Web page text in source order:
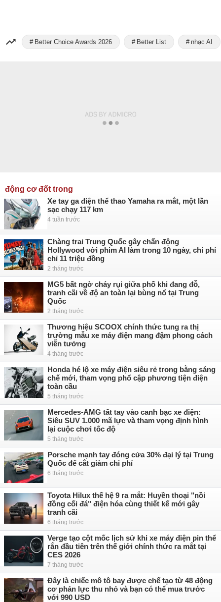
Better Choice Awards 2026 Better List nhạc AI
động cơ đốt trong
Xe tay ga điện thể thao Yamaha ra mắt, một lần
sạc chạy 117 km
4 tuần trước
Chàng trai Trung Quốc gây chấn động
Hollywood với phim AI làm trong 10 ngày, chi phí
chỉ 11 triệu đồng
2 tháng trước
MG5 bất ngờ cháy rụi giữa phố khi đang đỗ,
tranh cãi về độ an toàn lại bùng nổ tại Trung
Quốc
2 tháng trước
Thương hiệu SCOOX chính thức tung ra thị
trường mẫu xe máy điện mang đậm phong cách
viễn tưởng
4 tháng trước
Honda hé lộ xe máy điện siêu rẻ trong bằng sáng
chế mới, tham vọng phổ cập phương tiện điện
toàn cầu
5 tháng trước
Mercedes-AMG tất tay vào canh bạc xe điện:
Siêu SUV 1.000 mã lực và tham vọng định hình
lại cuộc chơi tốc độ
5 tháng trước
Porsche mạnh tay đóng cửa 30% đại lý tại Trung
Quốc để cắt giảm chi phí
6 tháng trước
Toyota Hilux thế hệ 9 ra mắt: Huyền thoại "nồi
đồng cối đá" điện hóa cùng thiết kế mới gây
tranh cãi
6 tháng trước
Verge tạo cột mốc lịch sử khi xe máy điện pin thể
rắn đầu tiên trên thế giới chính thức ra mắt tại
CES 2026
7 tháng trước
Đây là chiếc mô tô bay được chế tạo từ 48 động
cơ phản lực thu nhỏ và bạn có thể mua trước
với 990 USD